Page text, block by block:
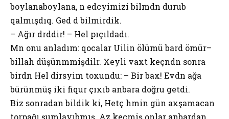
boylanaboylana, nә edәcәyimizi bilmәdәn durub
qalmışdıq. Gedә dә bilmirdik.
– Ağır dәrddir! – Hel pıçıldadı.
Mәn onu anladım: qocalar Uilin ölümü barәdә ömür–
billah düşünmәmişdilәr. Xeyli vaxt keçәndәn sonra
birdәn Hel dirsәyimә toxundu: – Bir bax! Evdәn ağa
bürünmüş iki fiqur çıxıb anbara doğru getdi.
Biz sonradan bildik ki, Hetç hәmin gün axşamacan
torpağı şumlayıbmış. Az keçmiş onlar anbardan